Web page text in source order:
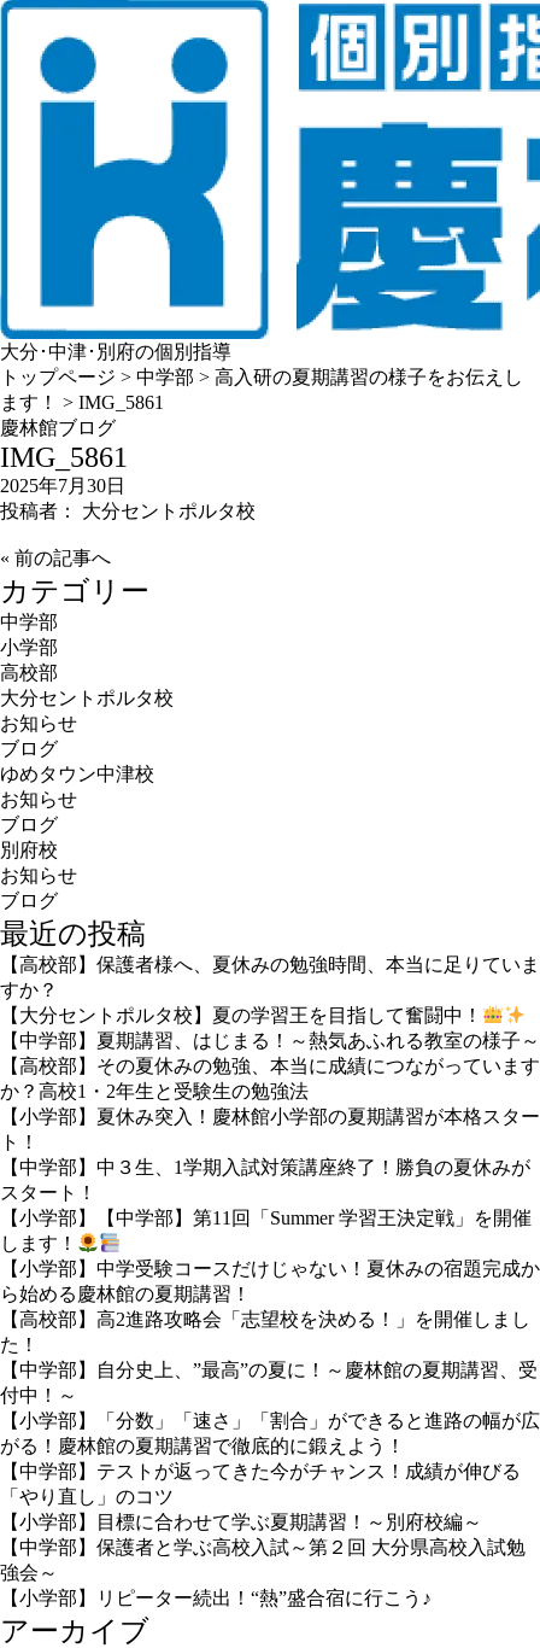
大分･中津･別府の個別指導
トップページ > 中学部 > 高入研の夏期講習の様子をお伝えし
ます！
> IMG_5861
慶林館ブログ
IMG_5861
2025年7月30日
投稿者： 大分セントポルタ校
« 前の記事へ
カテゴリー
中学部
小学部
高校部
大分セントポルタ校
お知らせ
ブログ
ゆめタウン中津校
お知らせ
ブログ
別府校
お知らせ
ブログ
最近の投稿
【高校部】保護者様へ、夏休みの勉強時間、本当に足りていま
すか？
【大分セントポルタ校】夏の学習王を目指して奮闘中！
【中学部】夏期講習、はじまる！～熱気あふれる教室の様子～
【高校部】その夏休みの勉強、本当に成績につながっています
か？高校1・2年生と受験生の勉強法
【小学部】夏休み突入！慶林館小学部の夏期講習が本格スター
ト！
【中学部】中３生、1学期入試対策講座終了！勝負の夏休みが
スタート！
【小学部】【中学部】第11回「Summer 学習王決定戦」を開催
します！
【小学部】中学受験コースだけじゃない！夏休みの宿題完成か
ら始める慶林館の夏期講習！
【高校部】高2進路攻略会「志望校を決める！」を開催しまし
た！
【中学部】自分史上、”最高”の夏に！～慶林館の夏期講習、受
付中！～
【小学部】「分数」「速さ」「割合」ができると進路の幅が広
がる！慶林館の夏期講習で徹底的に鍛えよう！
【中学部】テストが返ってきた今がチャンス！成績が伸びる
「やり直し」のコツ
【小学部】目標に合わせて学ぶ夏期講習！～別府校編～
【中学部】保護者と学ぶ高校入試～第２回 大分県高校入試勉
強会～
【小学部】リピーター続出！“熱”盛合宿に行こう♪
アーカイブ